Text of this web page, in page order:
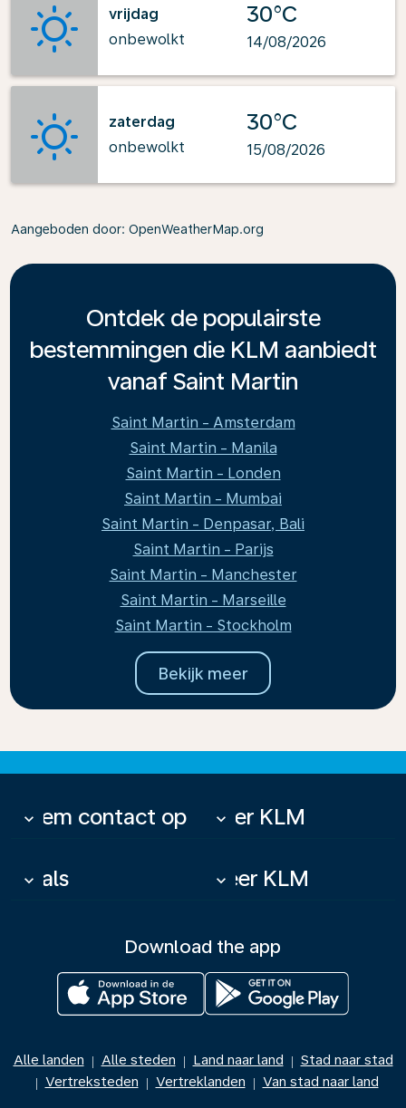
vrijdag
onbewolkt
30°C
14/08/2026
zaterdag
onbewolkt
30°C
15/08/2026
Aangeboden door: OpenWeatherMap.org
Ontdek de populairste
bestemmingen die KLM aanbiedt
vanaf Saint Martin
Saint Martin - Amsterdam
Saint Martin - Manila
Saint Martin - Londen
Saint Martin - Mumbai
Saint Martin - Denpasar, Bali
Saint Martin - Parijs
Saint Martin - Manchester
Saint Martin - Marseille
Saint Martin - Stockholm
Bekijk meer
Neem contact op
keyboard_arrow_down Over KLM
keyboard_arrow_down
Deals
keyboard_arrow_down Meer KLM
keyboard_arrow_down
Download the app
Alle landen | Alle steden | Land naar land | Stad naar stad
| Vertreksteden | Vertreklanden | Van stad naar land